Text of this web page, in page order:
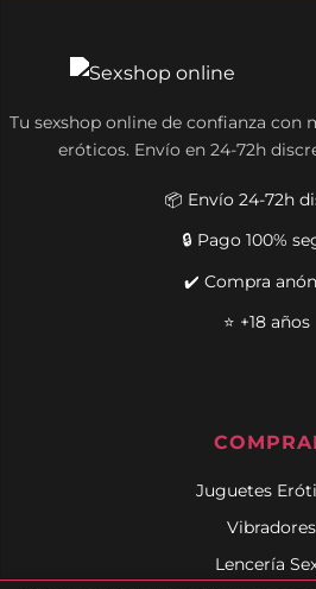
Tu sexshop online de confianza con
eróticos. Envío en 24-72h
📦 Envío 24-72h
🔒 Pago 100%
✔️ Compra
⭐ +18 años
Juguetes
Vibradores
Lencería